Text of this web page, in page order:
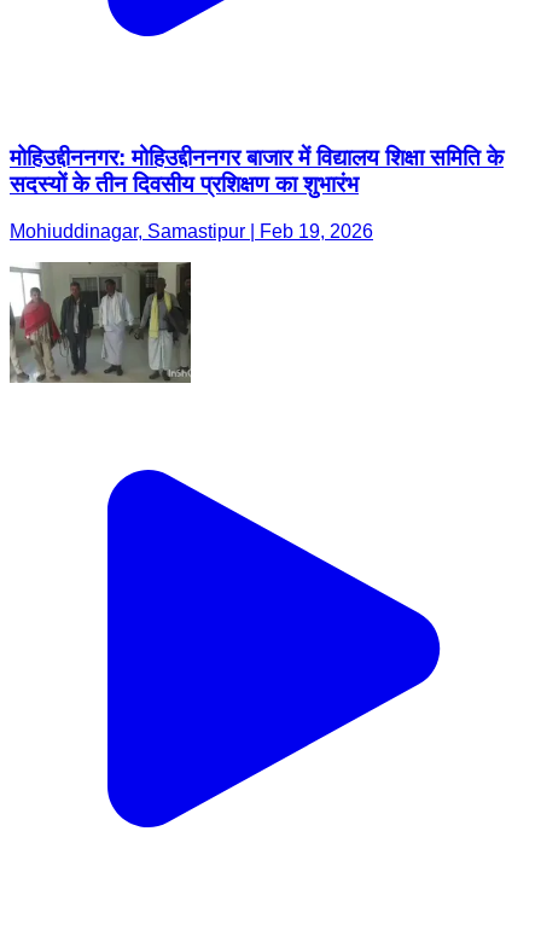
मोहिउद्दीननगर: मोहिउद्दीननगर बाजार में विद्यालय शिक्षा समिति के
सदस्यों के तीन दिवसीय प्रशिक्षण का शुभारंभ
Mohiuddinagar, Samastipur | Feb 19, 2026